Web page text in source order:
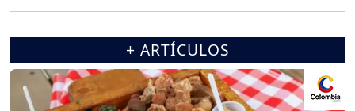
+ ARTÍCULOS